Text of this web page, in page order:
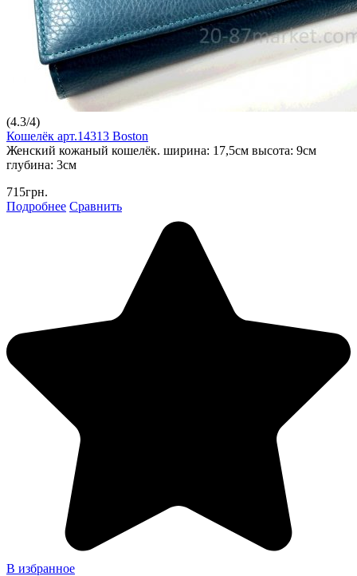
(4.3/4)
Кошелёк арт.14313 Boston
Женский кожаный кошелёк. ширина: 17,5см высота: 9см
глубина: 3см
715грн.
Подробнее Сравнить
В избранное